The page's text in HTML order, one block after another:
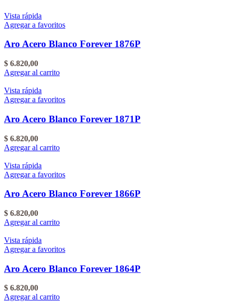
Vista rápida
Agregar a favoritos
Aro Acero Blanco Forever 1876P
$ 6.820,00
Agregar al carrito
Vista rápida
Agregar a favoritos
Aro Acero Blanco Forever 1871P
$ 6.820,00
Agregar al carrito
Vista rápida
Agregar a favoritos
Aro Acero Blanco Forever 1866P
$ 6.820,00
Agregar al carrito
Vista rápida
Agregar a favoritos
Aro Acero Blanco Forever 1864P
$ 6.820,00
Agregar al carrito